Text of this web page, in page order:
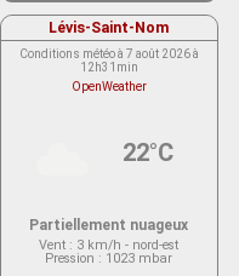
Lévis-Saint-Nom
Conditions météo à 7 août 2026 à
12h31min
OpenWeather
22°C
Partiellement nuageux
Vent : 3 km/h - nord-est
Pression : 1023 mbar